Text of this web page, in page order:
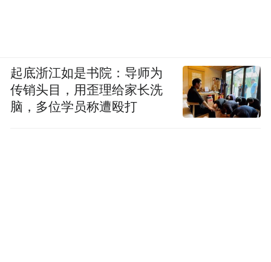
起底浙江如是书院：导师为
传销头目，用歪理给家长洗
脑，多位学员称遭殴打